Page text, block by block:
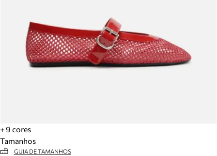
+ 9 cores
Tamanhos
GUIA DE TAMANHOS